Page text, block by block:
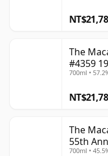
The
#4359
700ml •
The
55th
700ml •